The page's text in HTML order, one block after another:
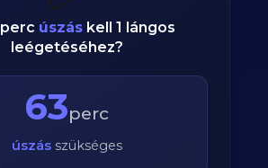
úszáskell 1 lángos
leégetéséhez?
63perc
úszásszükséges